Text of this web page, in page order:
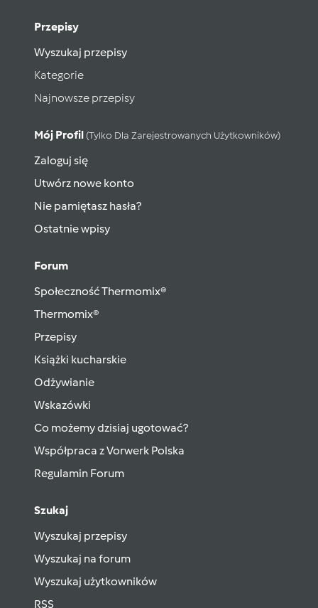
Przepisy
Wyszukaj przepisy
Kategorie
Najnowsze przepisy
Mój Profil (tylko Dla Zarejestrowanych Użytkowników)
Zaloguj się
Utwórz nowe konto
Nie pamiętasz hasła?
Ostatnie wpisy
Forum
Społeczność Thermomix®
Thermomix®
Przepisy
Książki kucharskie
Odżywianie
Wskazówki
Co możemy dzisiaj ugotować?
Współpraca z Vorwerk Polska
Regulamin Forum
Szukaj
Wyszukaj przepisy
Wyszukaj na forum
Wyszukaj użytkowników
RSS